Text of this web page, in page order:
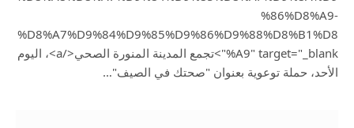
%86%D8%A9-
%D8%A7%D9%84%D9%85%D9%86%D9%88%D8%B1%D8
%A9" target="_blank">تجمع المدينة المنورة الصحي</a>، اليوم
الأحد، حملة توعوية بعنوان "صحتك في الصيف"…